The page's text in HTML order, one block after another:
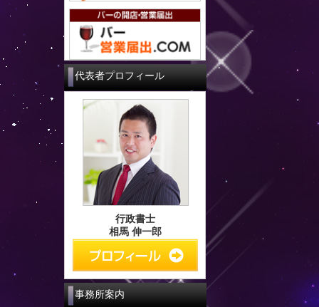
代表者プロフィール
行政書士
相馬 伸一郎
事務所案内